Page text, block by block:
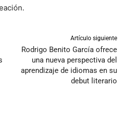
Artículo siguiente
Rodrigo Benito García ofrece
una nueva perspectiva del
aprendizaje de idiomas en su
debut literario